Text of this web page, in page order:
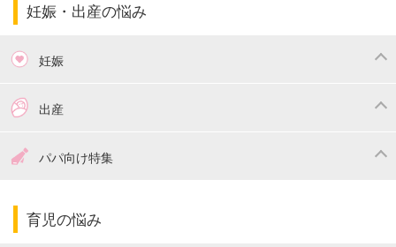
妊娠・出産の悩み
妊娠
つわり
妊娠中の食事
出産
出産準備パパ向け特集
パパ向け特集
育児の悩み